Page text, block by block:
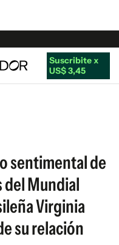
Suscribite x
US$ 3,45
sentimental de
del Mundial
Virginia
su relación